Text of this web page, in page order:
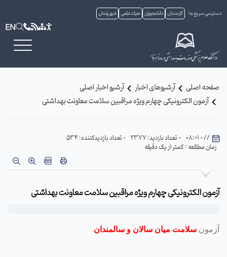
دسترسی سریع به: کارمندان دانشجویان هیات علمی شهروندان
EN
صفحه اصلی آرشیوهای اخبار
آرشیو اخبار اصلی
آزمون الکترونیکی چهارم ویژه مراقبین سلامت معاونت بهداشتی
// - 08:01 - تعداد بازدید: 2377
- تعداد بازدیدکننده: 534
زمان مطالعه : کمتر از یک دقیقه
آزمون الکترونیکی چهارم ویژه مراقبین سلامت معاونت بهداشتی
آزمون سلامت میان سالان و سالمندان